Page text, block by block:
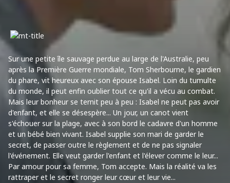
Sur une petite île sauvage perdue au large de l'Australie, peu
après la Première Guerre mondiale, Tom Sherbourne, le gardien
du phare, vit heureux avec son épouse Isabel. Loin du tumulte
du monde, il peut enfin oublier tout ce qu'il a vécu au combat.
Mais leur bonheur se ternit peu à peu : Isabel ne peut pas avoir
d'enfant, et elle se désespère... Un jour, un canot vient
s'échouer sur la plage, avec à son bord le cadavre d'un homme
et un bébé bien vivant. Isabel supplie son mari de garder le
secret, de passer outre le règlement et de ne pas signaler
l'événement. Elle veut garder l'enfant et l'élever comme le leur...
Par amour pour sa femme, Tom accepte. Mais la réalité va les
rattraper et le secret ronger leur cœur et leur vie...